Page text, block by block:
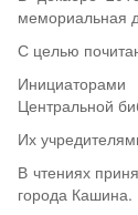
мемориальная
С целью
Центральной
Их
В чтениях
города Кашина.